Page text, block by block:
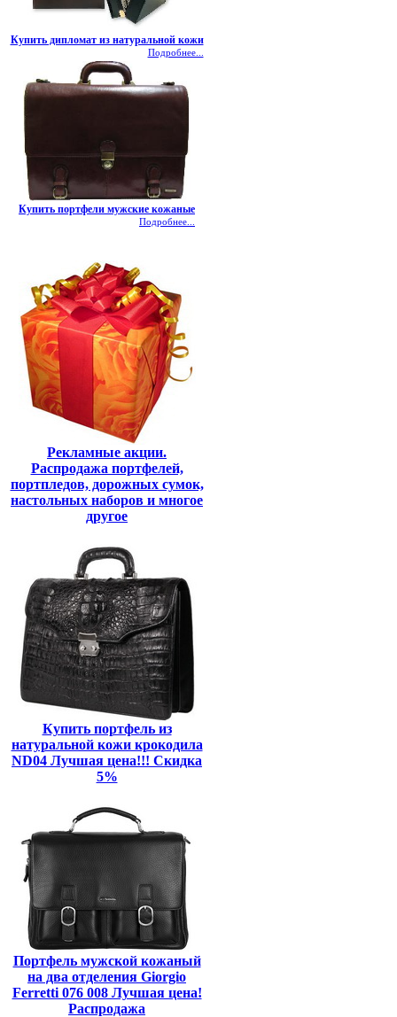
Купить дипломат из натуральной кожи
Подробнее...
Купить портфели мужские кожаные
Подробнее...
Рекламные акции.
Распродажа портфелей,
портпледов, дорожных сумок,
настольных наборов и многое
другое
Купить портфель из
натуральной кожи крокодила
ND04 Лучшая цена!!! Скидка
5%
Портфель мужской кожаный
на два отделения Giorgio
Ferretti 076 008 Лучшая цена!
Распродажа